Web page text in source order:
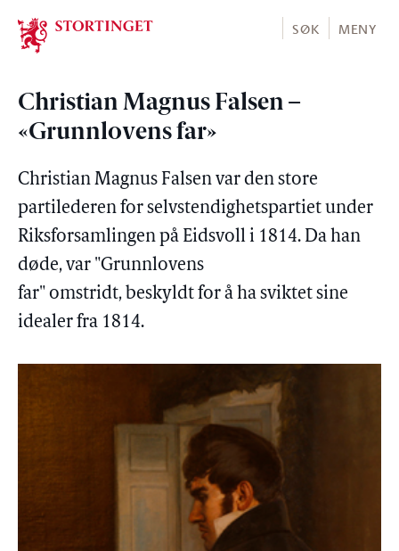
Stortinget.no
SØK MENY
Christian Magnus Falsen –
«Grunnlovens far»
Christian Magnus Falsen var den store
partilederen for selvstendighetspartiet under
Riksforsamlingen på Eidsvoll i 1814. Da han
døde, var "Grunnlovens
far" omstridt, beskyldt for å ha sviktet sine
idealer fra 1814.